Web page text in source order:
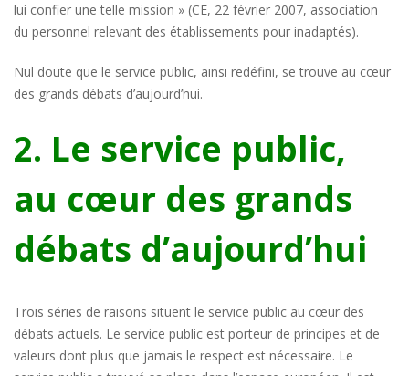
lui confier une telle mission » (CE, 22 février 2007, association
du personnel relevant des établissements pour inadaptés).
Nul doute que le service public, ainsi redéfini, se trouve au cœur
des grands débats d’aujourd’hui.
2. Le service public,
au cœur des grands
débats d’aujourd’hui
Trois séries de raisons situent le service public au cœur des
débats actuels. Le service public est porteur de principes et de
valeurs dont plus que jamais le respect est nécessaire. Le